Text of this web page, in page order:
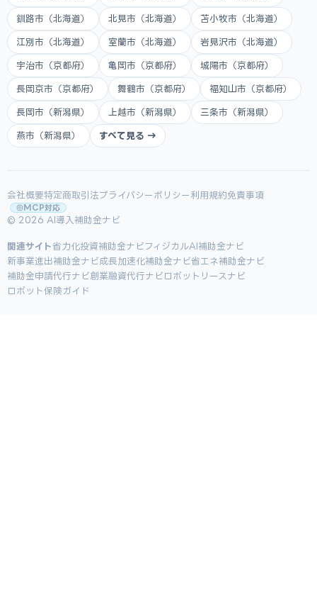
釧路市（北海道） 北見市（北海道） 苫小牧市（北海道）
江別市（北海道） 室蘭市（北海道） 岩見沢市（北海道）
宇治市（京都府） 亀岡市（京都府） 城陽市（京都府）
長岡京市（京都府） 舞鶴市（京都府） 福知山市（京都府）
長岡市（新潟県） 上越市（新潟県） 三条市（新潟県）
燕市（新潟県） すべて見る →
会社概要特定商取引法プライバシーポリシー 利用規約免責事項
MCP対応
© 2026 AI導入補助金ナビ
関連サイト省力化投資補助金ナビ フィジカルAI補助金ナビ
新事業進出補助金ナビ成長加速化補助金ナビ省エネ補助金ナビ
補助金申請代行ナビ創業融資代行ナビ ロボットリースナビ
ロボット保険ガイド